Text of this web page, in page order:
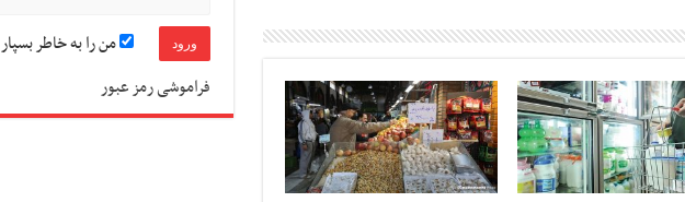
من را به خاطر بسپار
فراموشی رمز عبور